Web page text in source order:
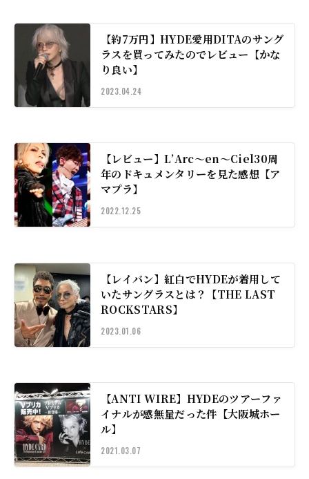
【約7万円】HYDE愛用DITAのサング
ラスを買ってみたのでレビュー【かな
り良い】
2023.04.24
【レビュー】L’Arc〜en〜Ciel30周
年のドキュメンタリーを見た感想【ア
マプラ】
2022.12.25
【レイバン】紅白でHYDEが着用して
いたサングラスとは？【THE LAST
ROCKSTARS】
2023.01.06
【ANTI WIRE】HYDEのツアーファ
イナルが感無量だった件【大阪城ホー
ル】
2021.03.07